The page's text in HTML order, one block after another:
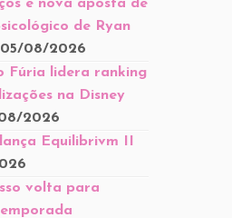
é nova aposta de
de Ryan
05/08/2026
Fúria lidera ranking
na Disney
2026
Equilibrivm II
volta para